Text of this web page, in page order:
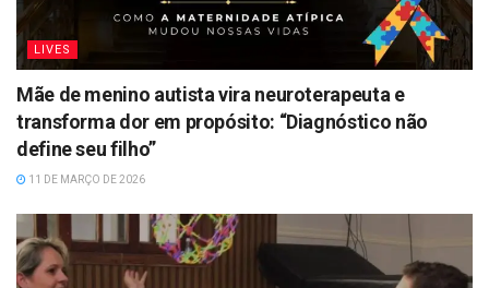
LIVES
Mãe de menino autista vira neuroterapeuta e
transforma dor em propósito: “Diagnóstico não
define seu filho”
11 DE MARÇO DE 2026